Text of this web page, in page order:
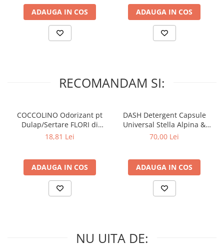
ADAUGA IN COS ADAUGA IN COS
RECOMANDAM SI:
COCCOLINO Odorizant pt
Dulap/Sertare FLORI di
PRIMAVERA 3 buc
18,81 Lei
ADAUGA IN COS
DASH Detergent Capsule
Universal Stella Alpina &
Muschino Bianco 60 buc
70,00 Lei
ADAUGA IN COS
NU UITA DE: